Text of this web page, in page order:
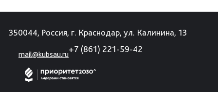
350044, Россия, г. Краснодар, ул. Калинина, 13
mail@kubsau.ru
+7 (861) 221-59-42